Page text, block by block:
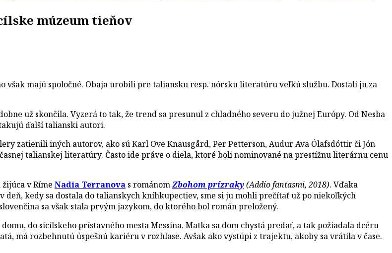
múzeum tieňov
však majú spoločné. Obaja urobili pre taliansku resp. nórsku literatúru veľkú službu. Dostali ju za
už skončila. Vyzerá to tak, že trend sa presunul z chladného severu do južnej Európy. Od Nesba
ďalší talianski autori.
zatienili iných autorov, ako sú Karl Ove Knausgård, Per Petterson, Audur Ava Ólafsdóttir či Jón
talianskej literatúry. Často ide práve o diela, ktoré boli nominované na prestížnu literárnu cenu
v Ríme Nadia Terranova s románomZbohom prízraky(Addio fantasmi, 2018). Vďaka
kedy sa dostala do talianskych kníhkupectiev, sme si ju mohli prečítať už po niekoľkých
sa však stala prvým jazykom, do ktorého bol román preložený.
do sicílskeho prístavného mesta Messina. Matka sa dom chystá predať, a tak požiadala dcéru
má rozbehnutú úspešnú kariéru v rozhlase. Avšak ako vystúpi z trajektu, akoby sa vrátila v čase.